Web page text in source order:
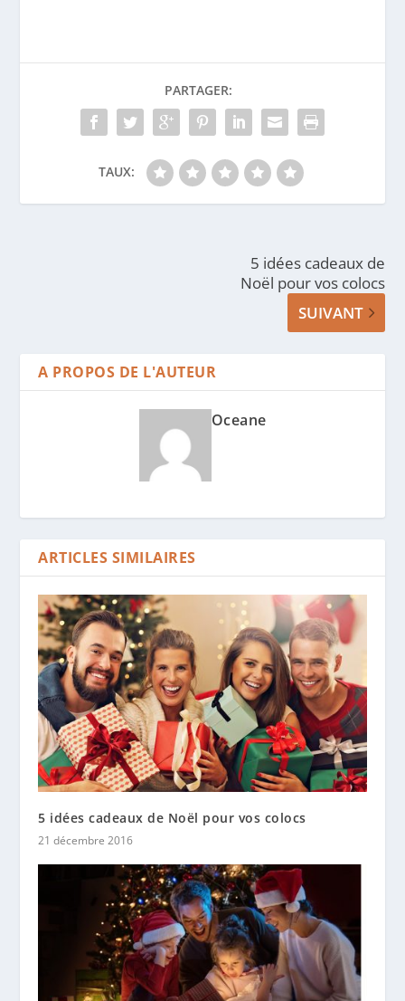
PARTAGER:
TAUX:
5 idées cadeaux de
Noël pour vos colocs
SUIVANT
A PROPOS DE L'AUTEUR
Oceane
ARTICLES SIMILAIRES
5 idées cadeaux de Noël pour vos colocs
21 décembre 2016